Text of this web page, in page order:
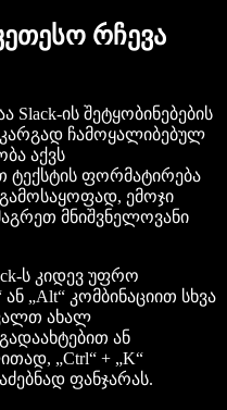
რჩევა
Slack-ის შეტყობინებების
ჩამოყალიბებულ
აქვს
ტექსტის ფორმატირება
ემოჯი
მნიშვნელოვანი
ს კიდევ უფრო
„Alt“ კომბინაციით სხვა
ახალ
ან
„Ctrl“ + „K“
ფანჯარას.